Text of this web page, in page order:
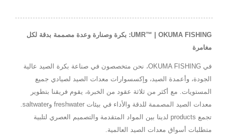
UMR™ | OKUMA FISHING: بكرة وصنارة وعدة مصممة بدقة لكل
مغامرة
في OKUMA FISHING، نحن متخصصون في صناعة بكرة الصيد عالية
الجودة، وأعمدة الصيد، وإكسسوارات معدات الصيد لصيادي جميع
المستويات. مع أكثر من ثلاثة عقود من الخبرة، يقوم فريقنا بتطوير
تجمع products لدينا بين المواد المتقدمة والتصميم العصري لتلبية
متطلبات أسواق معدات الصيد العالمية.